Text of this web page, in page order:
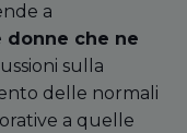
a
donne che ne
sulla
delle normali
a quelle